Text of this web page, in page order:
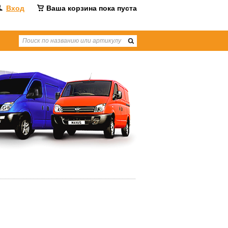
Вход Ваша корзина пока пуста